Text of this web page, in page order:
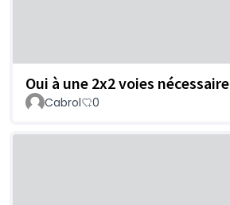
Oui à une 2x2 voies nécessaire
Cabrol 0